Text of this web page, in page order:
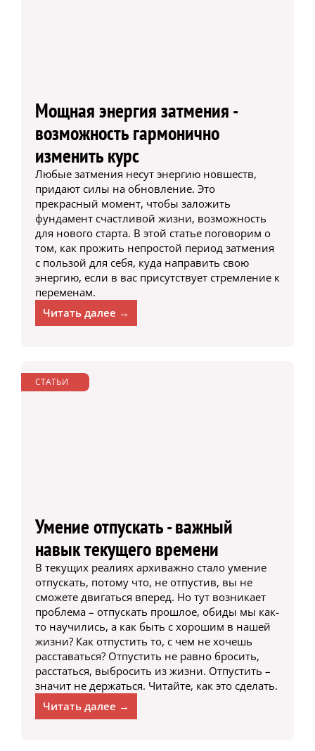
Мощная энергия затмения -
возможность гармонично
изменить курс
Любые затмения несут энергию новшеств,
придают силы на обновление. Это
прекрасный момент, чтобы заложить
фундамент счастливой жизни, возможность
для нового старта. В этой статье поговорим о
том, как прожить непростой период затмения
с пользой для себя, куда направить свою
энергию, если в вас присутствует стремление к
переменам.
Читать далее →
СТАТЬИ
Умение отпускать - важный
навык текущего времени
В текущих реалиях архиважно стало умение
отпускать, потому что, не отпустив, вы не
сможете двигаться вперед. Но тут возникает
проблема – отпускать прошлое, обиды мы как-
то научились, а как быть с хорошим в нашей
жизни? Как отпустить то, с чем не хочешь
расставаться? Отпустить не равно бросить,
расстаться, выбросить из жизни. Отпустить –
значит не держаться. Читайте, как это сделать.
Читать далее →